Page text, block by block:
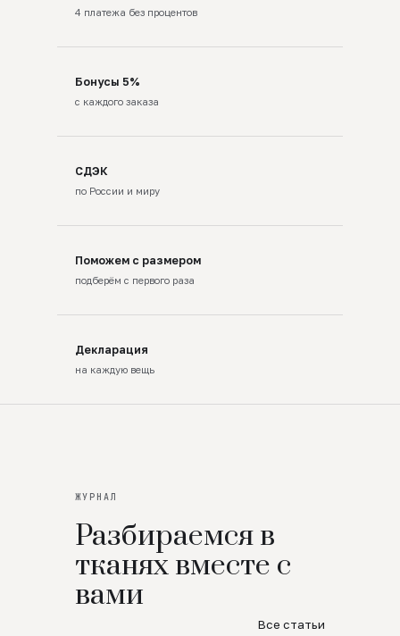
4 платежа без процентов
Бонусы 5%
с каждого заказа
СДЭК
по России и миру
Поможем с размером
подберём с первого раза
Декларация
на каждую вещь
ЖУРНАЛ
Разбираемся в
тканях вместе с
вами
Все статьи